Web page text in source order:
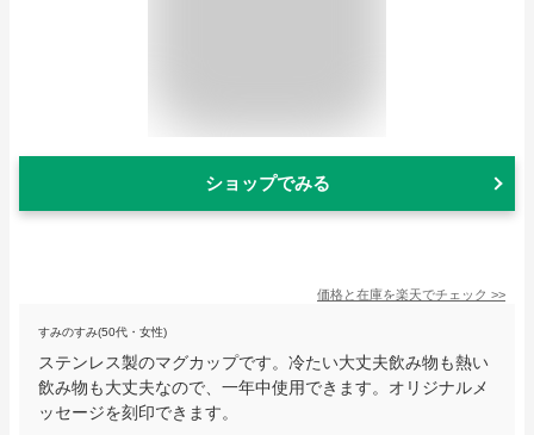
ショップでみる
価格と在庫を楽天でチェック >>
すみのすみ(50代・女性)
ステンレス製のマグカップです。冷たい大丈夫飲み物も熱い
飲み物も大丈夫なので、一年中使用できます。オリジナルメ
ッセージを刻印できます。